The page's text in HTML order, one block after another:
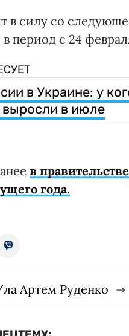
в силу со
период с 24
в Украине: у
выросли в июле
в
года.
Артем Руденко